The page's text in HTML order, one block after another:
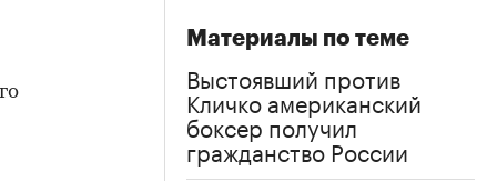
Материалы по теме
Выстоявший против
Кличко американский
боксер получил
гражданство России